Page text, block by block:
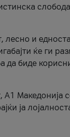
и
ќе ги
да биде
Македонија
ја